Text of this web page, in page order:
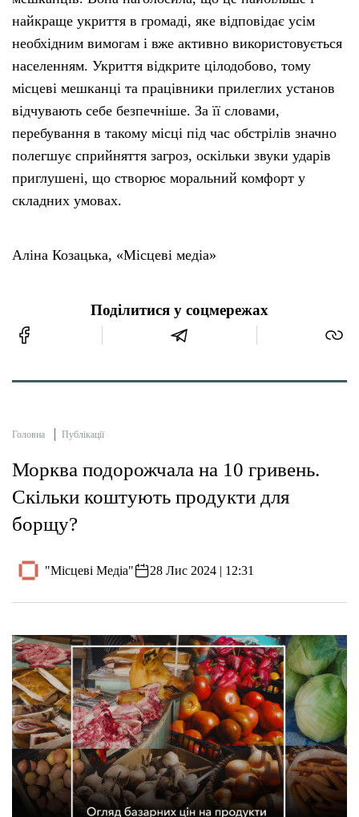
найкраще укриття в громаді, яке відповідає усім
необхідним вимогам і вже активно використовується
населенням. Укриття відкрите цілодобово, тому
місцеві мешканці та працівники прилеглих установ
відчувають себе безпечніше. За її словами,
перебування в такому місці під час обстрілів значно
полегшує сприйняття загроз, оскільки звуки ударів
приглушені, що створює моральний комфорт у
складних умовах.
Аліна Козацька, «Місцеві медіа»
Поділитися у соцмережах
Головна Публікації
Морква подорожчала на 10 гривень.
Скільки коштують продукти для
борщу?
"Місцеві Медіа" 28 Лис 2024 | 12:31